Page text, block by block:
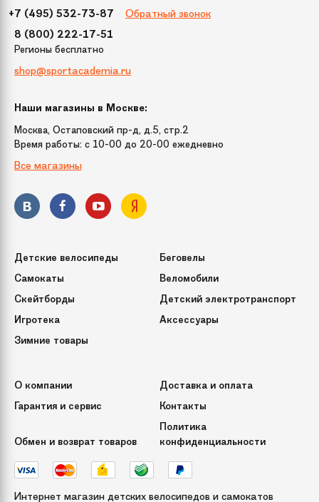
Длина inch 27
Ширина inch
Подшипник Abec 7
+7 (495) 532-73-87 Обратный звонок
8 (800) 222-17-51
Регионы бесплатно
shop@sportacademia.ru
Наши магазины в Москве:
Москва, Остаповский пр-д, д.5, стр.2
Время работы: c 10-00 до 20-00 ежедневно
Все магазины
Детские велосипеды
Беговелы
Самокаты
Веломобили
Скейтборды
Детский электротранспорт
Игротека
Аксессуары
Зимние товары
О компании
Доставка и оплата
Гарантия и сервис
Контакты
Обмен и возврат товаров
Политика
конфиденциальности
Интернет магазин детских велосипедов и самокатов